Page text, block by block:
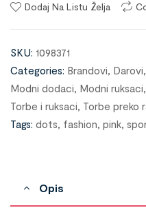
Dodaj Na Listu Želja
SKU: 1098371
Categories: Brandovi, Darovi,
Modni dodaci, Modni ruksaci,
Torbe i ruksaci, Torbe preko
Tags: dots, fashion, pink,
Opis